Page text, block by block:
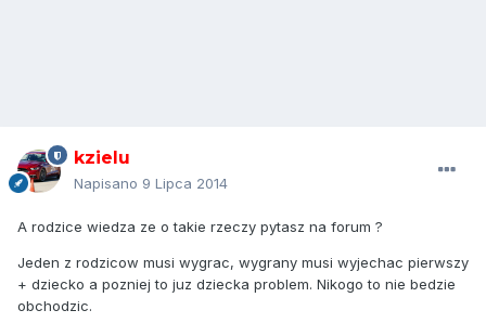
kzielu
Napisano 9 Lipca 2014
A rodzice wiedza ze o takie rzeczy pytasz na forum ?
Jeden z rodzicow musi wygrac, wygrany musi wyjechac pierwszy
+ dziecko a pozniej to juz dziecka problem. Nikogo to nie bedzie
obchodzic.